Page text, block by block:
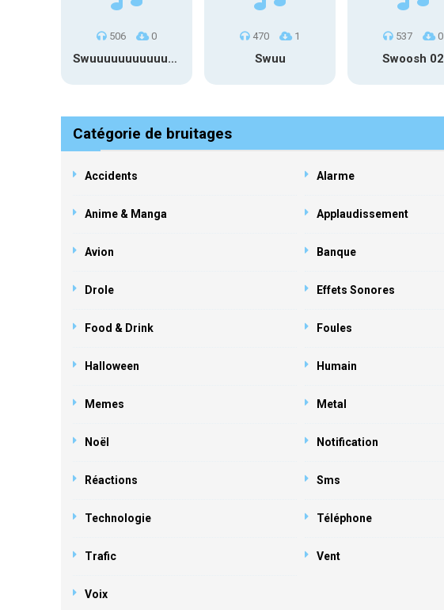
506 0
Swuuuuuuuuuuuuuuuuuuuuuu
470 1
Swuu
537 0
Swoosh 02
Catégorie de bruitages
Accidents Alarme
Anime & Manga Applaudissement
Avion Banque
Drole Effets Sonores
Food & Drink Foules
Halloween Humain
Memes Metal
Noël Notification
Réactions Sms
Technologie Téléphone
Trafic Vent
Voix